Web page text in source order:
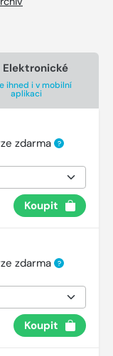
Elektronické
ihned i v mobilní
aplikaci
zdarma ?
Koupit
zdarma ?
Koupit